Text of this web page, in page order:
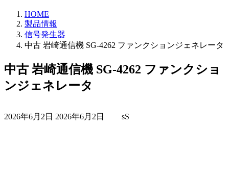
HOME
製品情報
信号発生器
中古 岩崎通信機 SG-4262 ファンクションジェネレータ
中古 岩崎通信機 SG-4262 ファンクショ
ンジェネレータ
2026年6月2日 終
2026年6月2日 sS